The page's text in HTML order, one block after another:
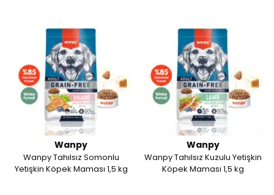
Wanpy
Wanpy Tahılsız Somonlu
Yetişkin Köpek Maması 1,5 kg
Wanpy
Wanpy Tahılsız Kuzulu Yetişkin
Köpek Maması 1,5 kg